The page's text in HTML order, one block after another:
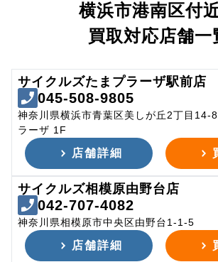
横浜市港南区付
買取対応店舗一
サイクルズたまプラーザ駅前店
045-508-9805
神奈川県横浜市青葉区美しが丘2丁目14-
ラーザ 1F
店舗詳細
サイクルズ相模原由野台店
042-707-4082
神奈川県相模原市中央区由野台1-1-5
店舗詳細